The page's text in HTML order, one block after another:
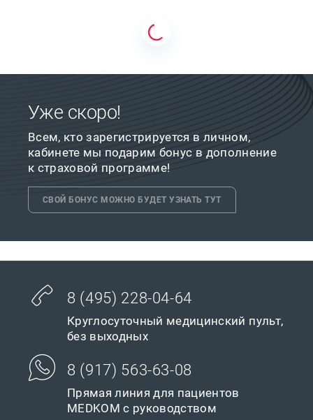
Уже скоро!
Всем, кто зарегистрируется в личном,
кабинете мы подарим бонус в дополнение
к страховой программе!
СВОЙ БОНУС МОЖНО БУДЕТ УЗНАТЬ ТУТ
8 (495) 228-04-64
Круглосуточный медицинский пульт,
без выходных
8 (917) 563-63-08
Прямая линия для пациентов
MEDKOM с руководством